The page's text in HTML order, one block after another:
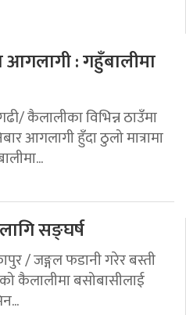
आगलागी : गहुँबालीमा
कैलालीका विभिन्न ठाउँमा
आगलागी हुँदा ठुलो मात्रामा
सङ्घर्ष
/ जङ्गल फडानी गरेर बस्ती
कैलालीमा बसोबासीलाई